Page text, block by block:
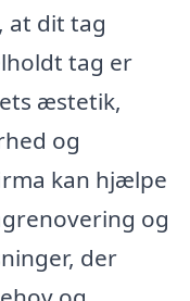
at dit tag
tag er
æstetik,
og
kan hjælpe
og
der